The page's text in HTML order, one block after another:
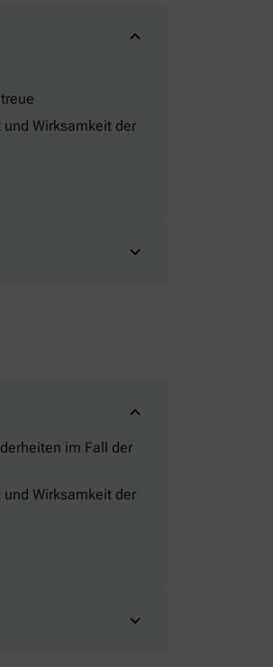
Wirksamkeit der
im Fall der
Wirksamkeit der